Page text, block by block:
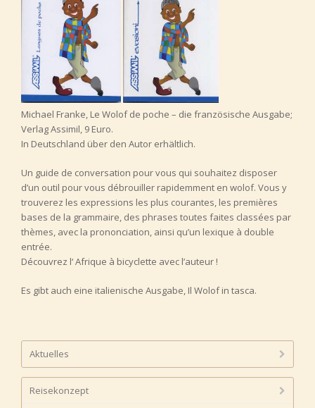
Michael Franke, Le Wolof de poche – die französische Ausgabe;
Verlag Assimil, 9 Euro.
In Deutschland über den Autor erhältlich.
Un guide de conversation pour vous qui souhaitez disposer
d’un outil pour vous débrouiller rapidemment en wolof. Vous y
trouverez les expressions les plus courantes, les premières
bases de la grammaire, des phrases toutes faites classées par
thèmes, avec la prononciation, ainsi qu’un lexique à double
entrée.
Découvrez l‘ Afrique à bicyclette avec l’auteur !
Es gibt auch eine italienische Ausgabe, Il Wolof in tasca.
Aktuelles
Reisekonzept